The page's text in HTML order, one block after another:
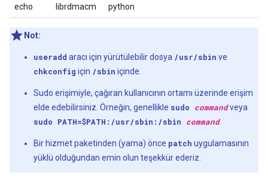
echo librdmacm python
Not:
useradd aracı için yürütülebilir dosya /usr/sbin ve
chkconfig için /sbin içinde.
Sudo erişimiyle, çağıran kullanıcının ortamı üzerinde erişim
elde edebilirsiniz. Örneğin, genellikle sudo commandveya
sudo PATH=$PATH:/usr/sbin:/sbin command.
Bir hizmet paketinden (yama) önce patch uygulamasının
yüklü olduğundan emin olun teşekkür ederiz.